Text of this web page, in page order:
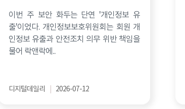
이번 주 보안 화두는 단연 '개인정보 유
출'이었다. 개인정보보호위원회는 회원 개
인정보 유출과 안전조치 의무 위반 책임을
물어 락앤락에..
디지털데일리 2026-07-12